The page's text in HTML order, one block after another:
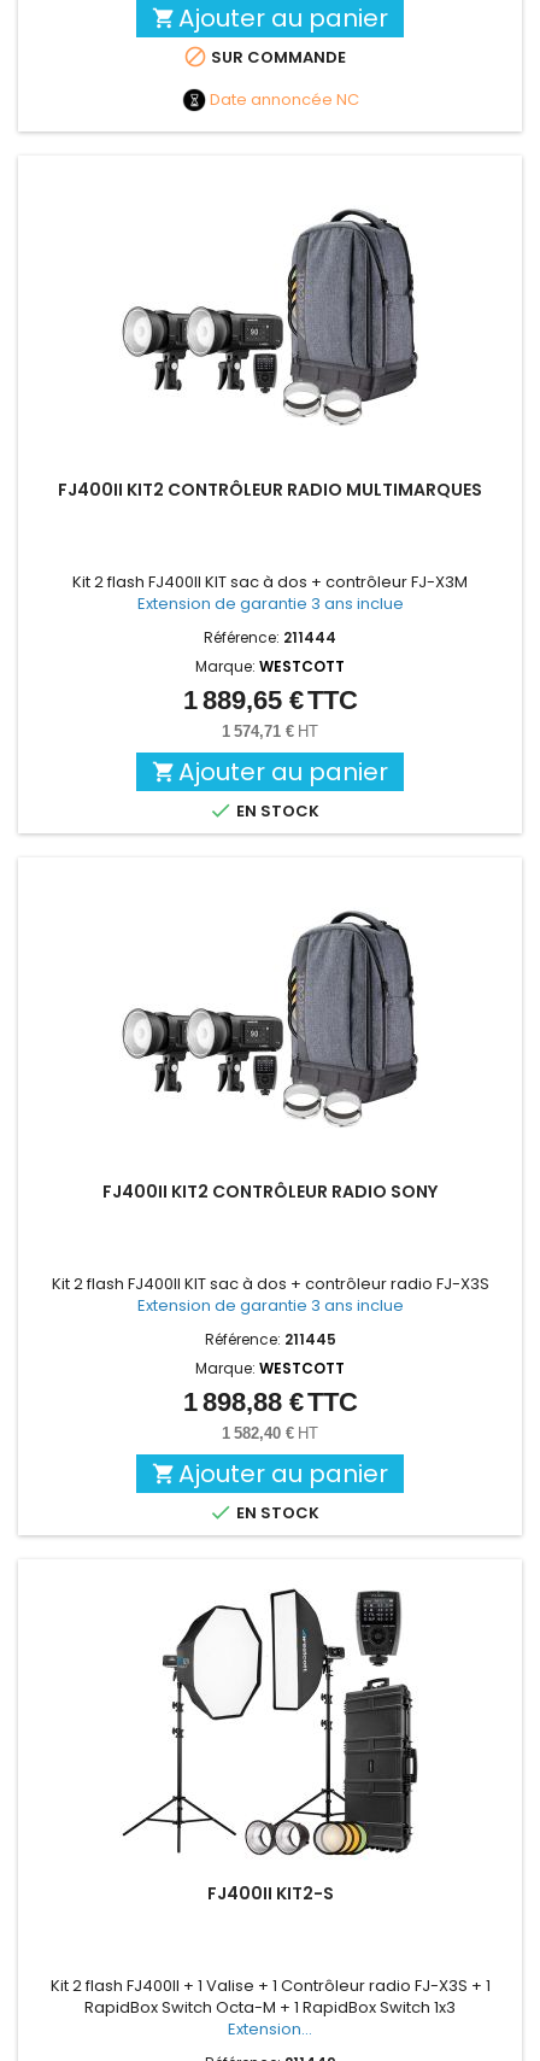
 Ajouter au panier
 SUR COMMANDE
Date annoncée NC
FJ400II KIT2 CONTRÔLEUR RADIO MULTIMARQUES
Kit 2 flash FJ400II KIT sac à dos + contrôleur FJ-X3M
Extension de garantie 3 ans inclue
Référence: 211444
Marque: WESTCOTT
Prix
1 889,65 €TTC
1 574,71 € HT
 Ajouter au panier
 EN STOCK
FJ400II KIT2 CONTRÔLEUR RADIO SONY
Kit 2 flash FJ400II KIT sac à dos + contrôleur radio FJ-X3S
Extension de garantie 3 ans inclue
Référence: 211445
Marque: WESTCOTT
Prix
1 898,88 €TTC
1 582,40 € HT
 Ajouter au panier
 EN STOCK
FJ400II KIT2-S
Kit 2 flash FJ400II + 1 Valise + 1 Contrôleur radio FJ-X3S + 1
RapidBox Switch Octa-M + 1 RapidBox Switch 1x3
Extension...